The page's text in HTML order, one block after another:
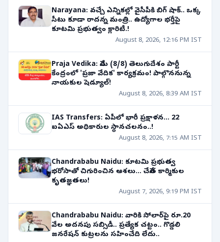
Narayana: వచ్చే ఎన్నికల్లో వైసీపీకి బిగ్ షాక్.. ఒక్క
సీటు కూడా రాదన్న మంత్రి.. ఉద్యోగాల భర్తీపై
కూటమి ప్రభుత్వం క్లారిటీ.!
August 8, 2026, 12:16 PM IST
Praja Vedika: నేడు (8/8) తెలుగుదేశం పార్టీ
కేంద్రంలో 'ప్రజా వేదిక' కార్యక్రమం! పాల్గొననున్న
నాయకుల షెడ్యూల్!
August 8, 2026, 8:39 AM IST
IAS Transfers: ఏపీలో భారీ ప్రక్షాళన... 22
ఐఏఎస్ అధికారుల స్థానచలనం..!
August 8, 2026, 7:15 AM IST
Chandrababu Naidu: కూటమి ప్రభుత్వ
భరోసాతో చిగురించిన ఆశలు... చేనేత కార్మికుల
కృతజ్ఞతలు!
August 7, 2026, 9:19 PM IST
Chandrababu Naidu: వారికి సోలార్‌పై రూ.20
వేల అదనపు సబ్సిడీ.. ప్రత్యేక చట్టం.. గొడ్డలి
జనరేషన్ కుట్రలను సహించేది లేదు..